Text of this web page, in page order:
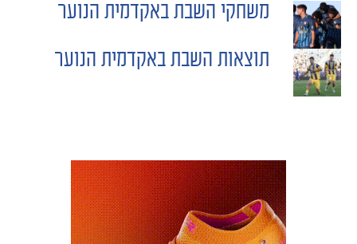
POST
NAVIGATION
משחקי השבת באקדמית הנוער
תוצאות השבת באקדמית הנוער